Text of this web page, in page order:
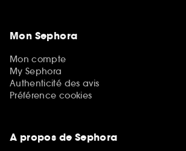
Mon Sephora
Mon compte
My Sephora
Authenticité des avis
Préférence cookies
A propos de Sephora